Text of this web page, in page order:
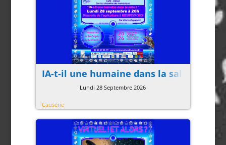
IA-t-il une humaine dans la salle ?
Lundi 28 Septembre 2026
Causerie